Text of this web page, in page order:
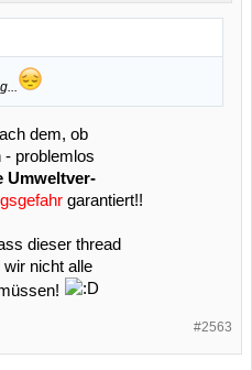
dem, ob
- problemlos
Umweltver-
garantiert!!
dieser thread
wir nicht alle
#2563